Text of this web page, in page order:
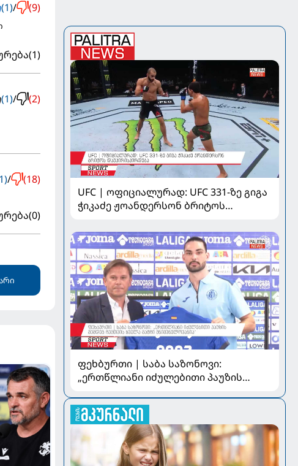
(1)/ (9)
(1)
(1)/ (2)
/ (18)
(0)
UFC | ოფიციალურად: UFC 331-ზე გიგა
ჭიკაძე ჟოანდერსონ ბრიტოს
ფეხბურთი | საბა საზონოვი:
„ერთწლიანი იძულებითი პაუზის
მნიშვნელოვანია“